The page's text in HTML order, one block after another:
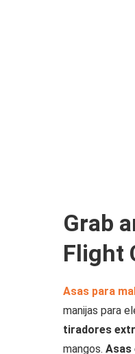
Grab
Flight
Asas para
manijas para
tiradores
mangos. Asas